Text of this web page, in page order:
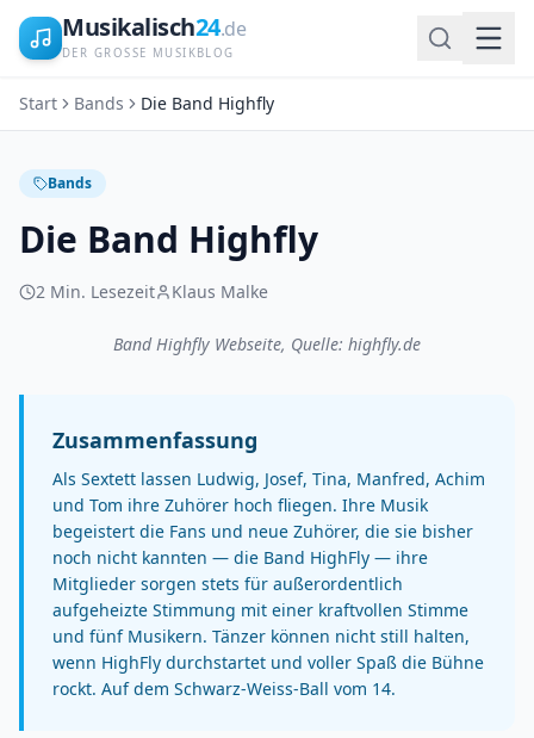
Musikalisch24.de
DER GROSSE MUSIKBLOG
Start Bands Die Band Highfly
Bands
Die Band Highfly
2 Min. Lesezeit Klaus Malke
Band Highfly Webseite, Quelle: highfly.de
Zusammenfassung
Als Sextett lassen Ludwig, Josef, Tina, Manfred, Achim
und Tom ihre Zuhörer hoch fliegen. Ihre Musik
begeistert die Fans und neue Zuhörer, die sie bisher
noch nicht kannten — die Band HighFly — ihre
Mitglieder sorgen stets für außerordentlich
aufgeheizte Stimmung mit einer kraftvollen Stimme
und fünf Musikern. Tänzer können nicht still halten,
wenn HighFly durchstartet und voller Spaß die Bühne
rockt. Auf dem Schwarz-Weiss-Ball vom 14.